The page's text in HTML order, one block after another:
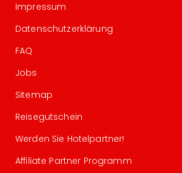
Impressum
Datenschutzerklärung
FAQ
Jobs
Sitemap
Reisegutschein
Werden Sie Hotelpartner!
Affiliate Partner Programm